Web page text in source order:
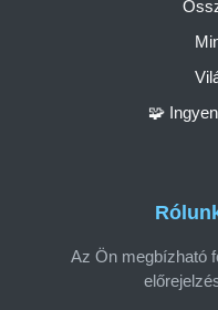
Az Ön megbízható
🧩